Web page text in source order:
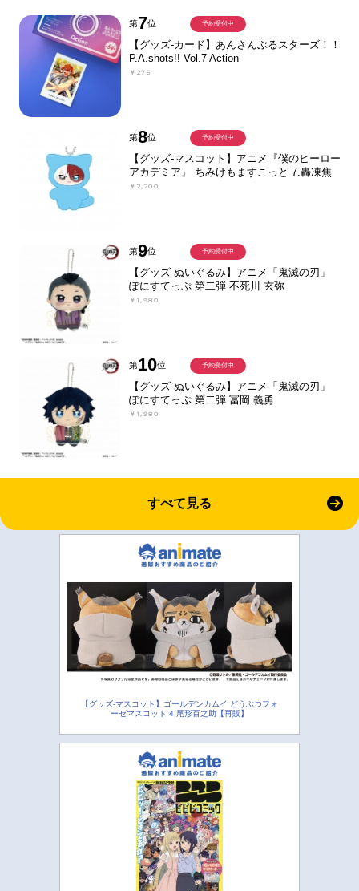
第7位
【グッズ-カード】あんさんぶるスターズ！！
P.A.shots!! Vol.7 Action
￥275
予約受付中
第8位
【グッズ-マスコット】アニメ『僕のヒーロー
アカデミア』 ちみけもますこっと 7.轟凍焦
￥2,200
予約受付中
第9位
【グッズ-ぬいぐるみ】アニメ「鬼滅の刃」
ぽにすてっぷ 第二弾 不死川 玄弥
￥1,980
予約受付中
第10位
【グッズ-ぬいぐるみ】アニメ「鬼滅の刃」
ぽにすてっぷ 第二弾 冨岡 義勇
￥1,980
予約受付中
すべて見る
【グッズ-マスコット】ゴールデンカムイ どうぶつフォ
ーゼマスコット 4.尾形百之助【再販】